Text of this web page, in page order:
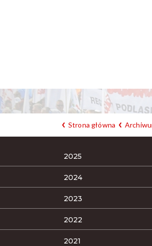
Strona główna
2025
2024
2023
2022
2021